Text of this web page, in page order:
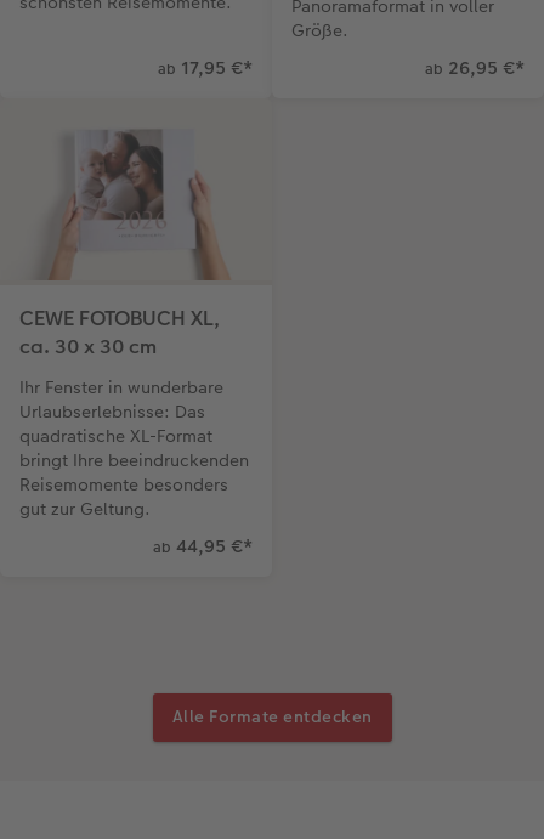
ab 17,95 €*
Panoramaformat in voller
Größe.
ab 26,95 €*
CEWE FOTOBUCH XL,
ca. 30 x 30 cm
Ihr Fenster in wunderbare
Urlaubserlebnisse: Das
quadratische XL-Format
bringt Ihre beeindruckenden
Reisemomente besonders
gut zur Geltung.
ab 44,95 €*
Alle Formate entdecken